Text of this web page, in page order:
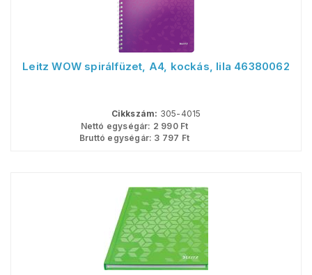
Leitz WOW spirálfüzet, A4, kockás, lila 46380062
Cikkszám: 305-4015
Nettó egységár: 2 990Ft
Bruttó egységár: 3 797 Ft